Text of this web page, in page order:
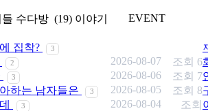
들 수다방 (19) 이야기 EVENT
집착?
3
조회 6
2026-08-07
2
조회 7
2026-08-06
3
조회 8
2026-08-05
하는 남자들은 3
조회
2026-08-04
3